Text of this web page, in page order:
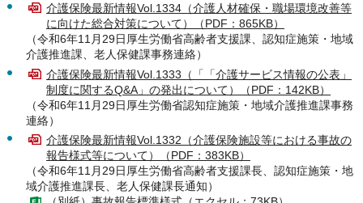
介護保険最新情報Vol.1334（介護人材確保・職場環境改善等
に向けた総合対策について）（PDF：865KB）
（令和6年11月29日厚生労働省高齢者支援課、認知症施策・地域
介護推進課、老人保健課事務連絡）
介護保険最新情報Vol.1333（「「介護サービス情報の公表」
制度に関するQ&A」の発出について）（PDF：142KB）
（令和6年11月29日厚生労働省認知症施策・地域介護推進課事務
連絡）
介護保険最新情報Vol.1332（介護保険施設等における事故の
報告様式等について）（PDF：383KB）
（令和6年11月29日厚生労働省高齢者支援課長、認知症施策・地
域介護推進課長、老人保健課長通知）